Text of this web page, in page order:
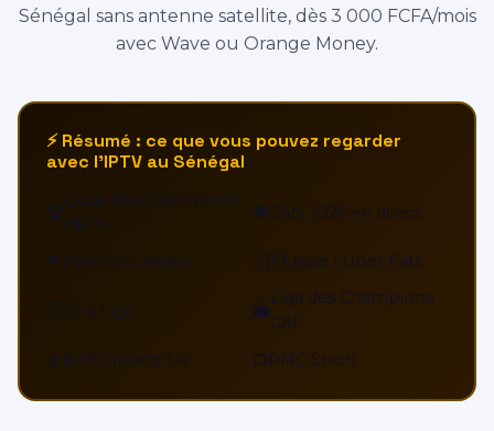
Sénégal sans antenne satellite, dès 3 000 FCFA/mois
avec Wave ou Orange Money.
⚡ Résumé : ce que vous pouvez regarder
avec l'IPTV au Sénégal
🏆
Ligue des Champions
UEFA
🌍CAN 2025 en direct
🏴󠁧󠁢󠁥󠁮󠁧󠁿 Premier League 🇫🇷 Ligue 1 Uber Eats
🇪🇸 La Liga 🏟️
Liga des Champions
CAF
📡 beIN Sports 1-4 📺RMC Sport